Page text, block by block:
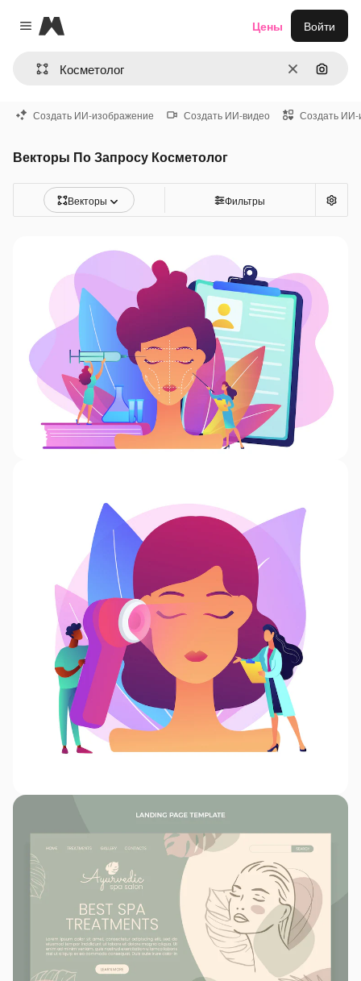
Close menu
Magnific
ОчиститьПоиск
Цены Войти
Создать ИИ-изображение Создать ИИ-видео Создать ИИ-
Векторы По Запросу Косметолог
Векторы Фильтры